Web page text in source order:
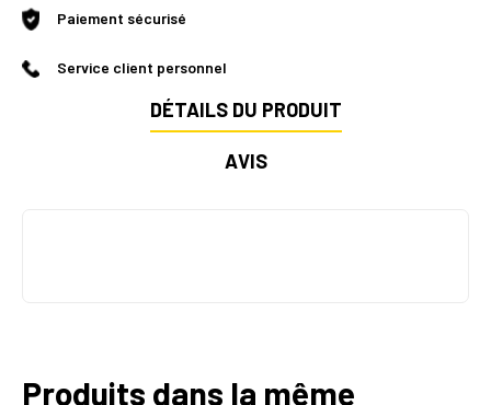
Paiement sécurisé
Service client personnel
DÉTAILS DU PRODUIT
AVIS
Produits dans la même